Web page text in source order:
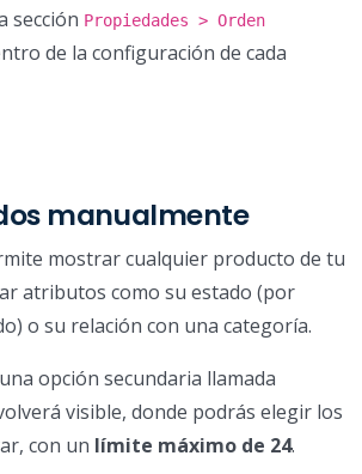
sección Propiedades > Orden
de la configuración de cada
manualmente
mostrar cualquier producto de tu
atributos como su estado (por
o su relación con una categoría.
opción secundaria llamada
visible, donde podrás elegir los
con un límite máximo de 24.